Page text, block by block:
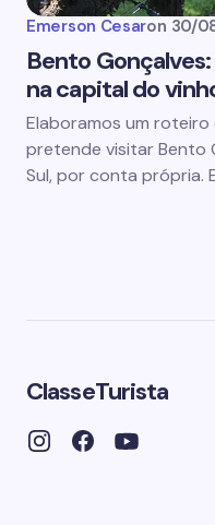
Emerson Cesaron 30/
Bento
na capital do
Elaboramos um
pretende visitar Bento
Sul, por conta própria.
ClasseTurista